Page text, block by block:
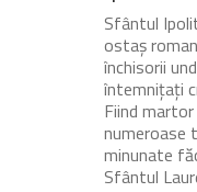
Sfântul
ostaș
închisorii
întemnițați
Fiind
numeroase
minunate
Sfântul